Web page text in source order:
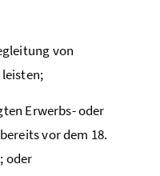
von
Erwerbs- oder
vor dem 18.
oder